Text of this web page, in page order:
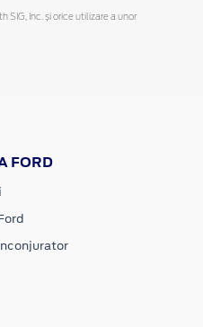
Inc. și orice utilizare a unor
FORD